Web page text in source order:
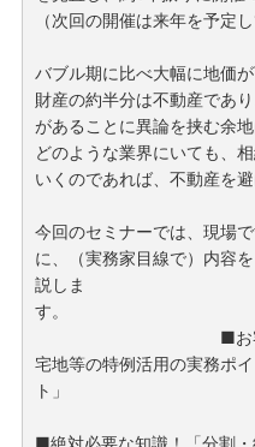
（次回の開催は来年を予定し
バブル期に比べ大幅に地価
財産の約半分は不動産であ
があることに異論を挟む余地
どのような業界にいても、
いくのであれば、不動産を避
今回のセミナーでは、現場
に、（実務家目線で）内容
説しま
■お客様に話し
宅地等の特例活用の実務ポ